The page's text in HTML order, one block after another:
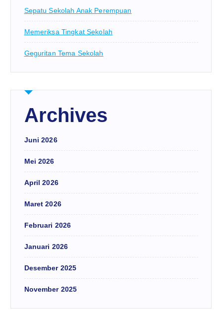
Sepatu Sekolah Anak Perempuan
Memeriksa Tingkat Sekolah
Geguritan Tema Sekolah
Archives
Juni 2026
Mei 2026
April 2026
Maret 2026
Februari 2026
Januari 2026
Desember 2025
November 2025